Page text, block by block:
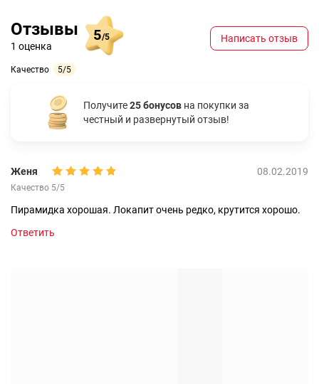
Отзывы
1 оценка
5/5
Качество 5/5
Написать отзыв
Получите25 бонусов на покупки за
честный и развернутый отзыв!
Женя 08.02.2019
Качество 5/5
Пирамидка хорошая. Локапит очень редко, крутится хорошо.
Ответить